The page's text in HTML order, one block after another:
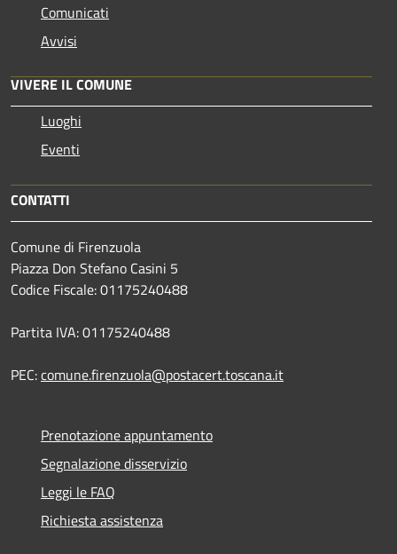
Comunicati
Avvisi
VIVERE IL COMUNE
Luoghi
Eventi
CONTATTI
Comune di Firenzuola
Piazza Don Stefano Casini 5
Codice Fiscale: 01175240488
Partita IVA: 01175240488
PEC:comune.firenzuola@postacert.toscana.it
Prenotazione appuntamento
Segnalazione disservizio
Leggi le FAQ
Richiesta assistenza